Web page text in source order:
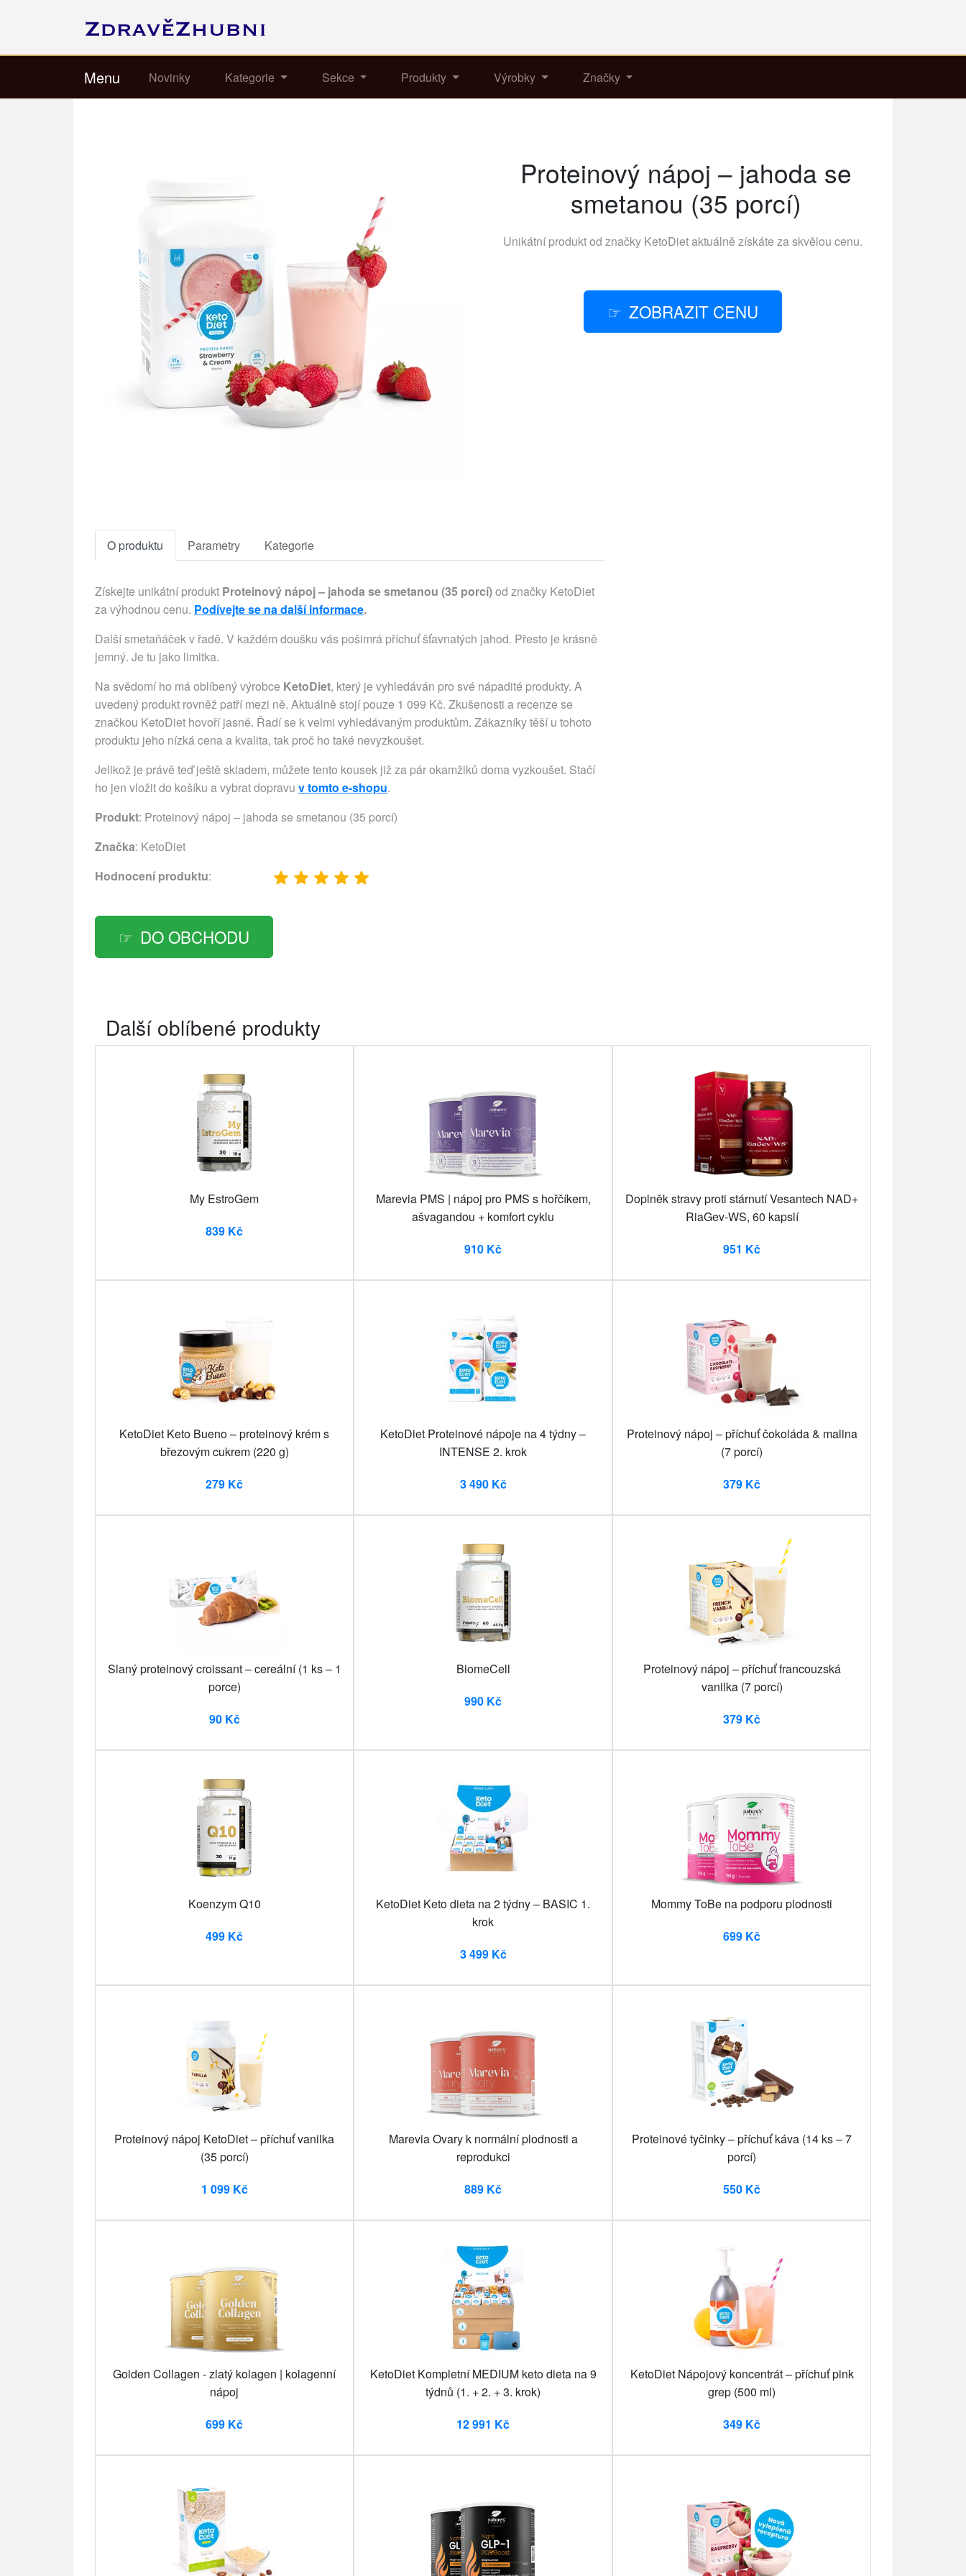
Menu Novinky Kategorie Sekce Produkty Výrobky Značky
Proteinový nápoj – jahoda se
smetanou (35 porcí)
Unikátní produkt od značky KetoDietaktuálně získáte za skvělou cenu.
ZOBRAZIT CENU
O produktu Parametry Kategorie
Získejte unikátní produkt Proteinový nápoj – jahoda se smetanou (35 porcí)od značky KetoDiet
za výhodnou cenu. Podívejte se na další informace.
Další smetaňáček v řadě. V každém doušku vás pošimrá příchuť šťavnatých jahod. Přesto je krásně
jemný. Je tu jako limitka.
Na svědomí ho má oblíbený výrobce KetoDiet, který je vyhledáván pro své nápadité produkty. A
uvedený produkt rovněž patří mezi ně. Aktuálně stojí pouze 1 099 Kč. Zkušenosti a recenze se
značkou KetoDiet hovoří jasně. Řadí se k velmi vyhledávaným produktům. Zákazníky těší u tohoto
produktu jeho nízká cena a kvalita, tak proč ho také nevyzkoušet.
Jelikož je právě teď ještě skladem, můžete tento kousek již za pár okamžiků doma vyzkoušet. Stačí
ho jen vložit do košíku a vybrat dopravu v tomto e-shopu.
Produkt: Proteinový nápoj – jahoda se smetanou (35 porcí)
Značka: KetoDiet
Hodnocení produktu:
DO OBCHODU
Další oblíbené produkty
My EstroGem
839 Kč
Marevia PMS | nápoj pro PMS s hořčíkem,
ašvagandou + komfort cyklu
910 Kč
Doplněk stravy proti stárnutí Vesantech NAD+
RiaGev-WS, 60 kapslí
951 Kč
KetoDiet Keto Bueno – proteinový krém s
březovým cukrem (220 g)
279 Kč
KetoDiet Proteinové nápoje na 4 týdny –
INTENSE 2. krok
3 490 Kč
Proteinový nápoj – příchuť čokoláda & malina
(7 porcí)
379 Kč
Slaný proteinový croissant – cereální (1 ks – 1
porce)
90 Kč
BiomeCell
990 Kč
Proteinový nápoj – příchuť francouzská
vanilka (7 porcí)
379 Kč
Koenzym Q10
499 Kč
KetoDiet Keto dieta na 2 týdny – BASIC 1.
krok
3 499 Kč
Mommy ToBe na podporu plodnosti
699 Kč
Proteinový nápoj KetoDiet – příchuť vanilka
(35 porcí)
1 099 Kč
Marevia Ovary k normální plodnosti a
reprodukci
889 Kč
Proteinové tyčinky – příchuť káva (14 ks – 7
porcí)
550 Kč
Golden Collagen - zlatý kolagen | kolagenní
nápoj
699 Kč
KetoDiet Kompletní MEDIUM keto dieta na 9
týdnů (1. + 2. + 3. krok)
12 991 Kč
KetoDiet Nápojový koncentrát – příchuť pink
grep (500 ml)
349 Kč